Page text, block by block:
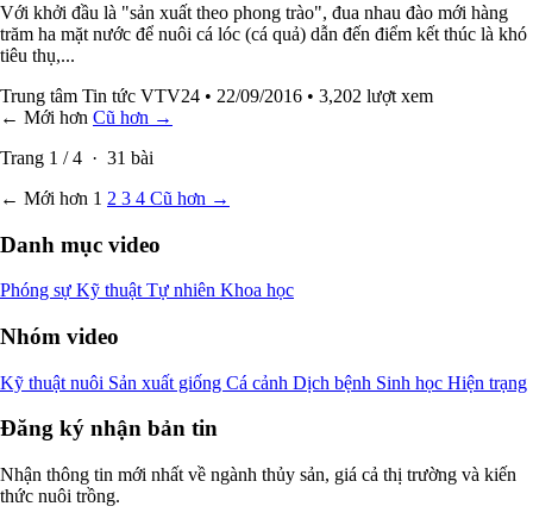
Với khởi đầu là "sản xuất theo phong trào", đua nhau đào mới hàng
trăm ha mặt nước để nuôi cá lóc (cá quả) dẫn đến điểm kết thúc là khó
tiêu thụ,...
Trung tâm Tin tức VTV24 • 22/09/2016 • 3,202 lượt xem
← Mới hơn Cũ hơn →
Trang 1 /4 · 31 bài
← Mới hơn 1 2 3 4 Cũ hơn →
Danh mục video
Phóng sự Kỹ thuật Tự nhiên Khoa học
Nhóm video
Kỹ thuật nuôi Sản xuất giống Cá cảnh Dịch bệnh Sinh học Hiện trạng
Đăng ký nhận bản tin
Nhận thông tin mới nhất về ngành thủy sản, giá cả thị trường và kiến
thức nuôi trồng.